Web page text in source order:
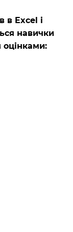
в Excel і
навички
оцінками: